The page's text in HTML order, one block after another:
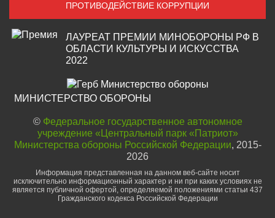
ПРОТИВОДЕЙСТВИЕ КОРРУПЦИИ
ЛАУРЕАТ ПРЕМИИ МИНОБОРОНЫ РФ В
ОБЛАСТИ КУЛЬТУРЫ И ИСКУССТВА
2022
МИНИСТЕРСТВО ОБОРОНЫ
© Федеральное государственное автономное
учреждение «Центральный парк «Патриот»
Министерства обороны Российской Федерации, 2015-
2026
Информация представленная на данном веб-сайте носит
исключительно информационный характер и ни при каких условиях не
является публичной офертой, определяемой положениями статьи 437
Гражданского кодекса Российской Федерации